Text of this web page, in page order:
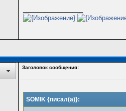
Заголовок сообщения:
SOMIK {писал(а)}: